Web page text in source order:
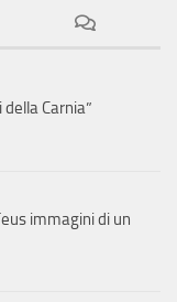
Carnia”
immagini di un